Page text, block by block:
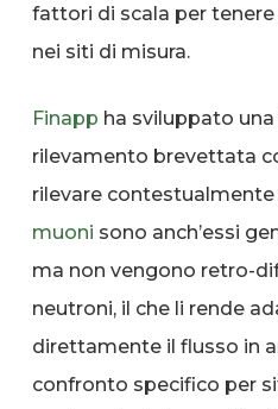
fattori di scala per
nei siti di misura.
Finapp ha sviluppato
rilevamento brevettata
rilevare
muoni sono anch’essi
ma non vengono retro-
neutroni, il che li rende
direttamente il flusso in
confronto specifico per